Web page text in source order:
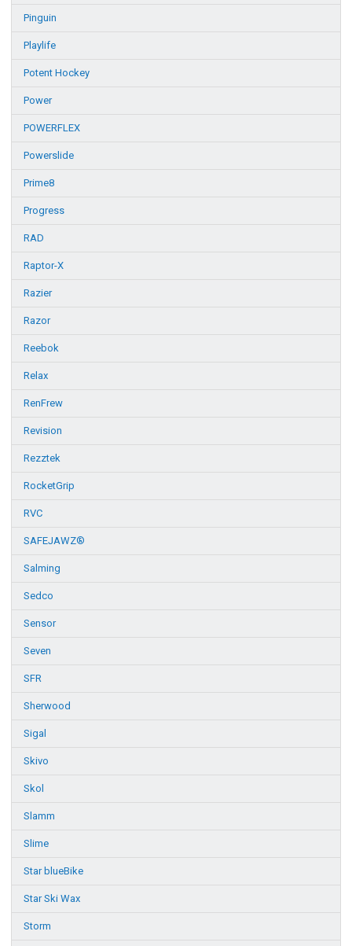
Pinguin
Playlife
Potent Hockey
Power
POWERFLEX
Powerslide
Prime8
Progress
RAD
Raptor-X
Razier
Razor
Reebok
Relax
RenFrew
Revision
Rezztek
RocketGrip
RVC
SAFEJAWZ®
Salming
Sedco
Sensor
Seven
SFR
Sherwood
Sigal
Skivo
Skol
Slamm
Slime
Star blueBike
Star Ski Wax
Storm